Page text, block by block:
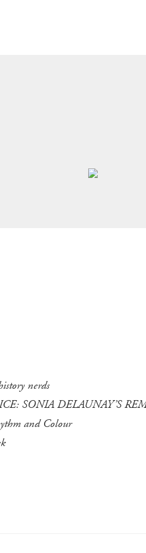
nerds
SONIA DELAUNAY’S
and Colour